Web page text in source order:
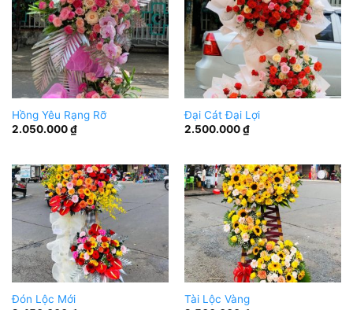
Hồng Yêu Rạng Rỡ
2.050.000₫
Đại Cát Đại Lợi
2.500.000₫
Đón Lộc Mới
Tài Lộc Vàng